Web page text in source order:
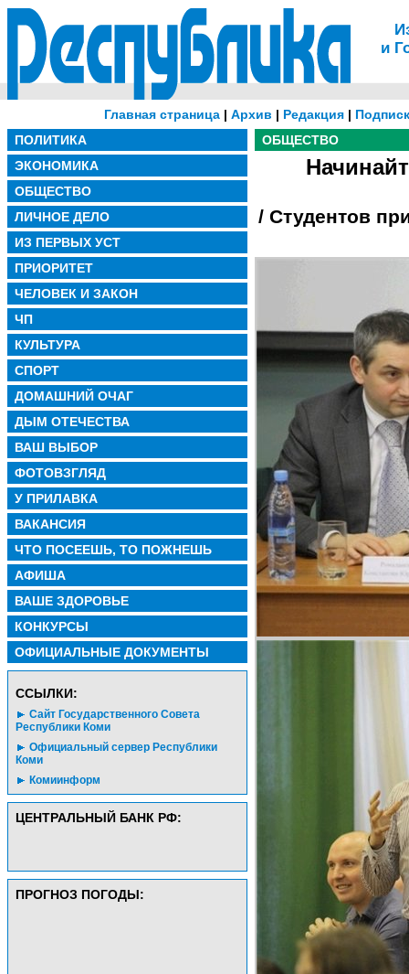
и
Главная страница| Архив | Редакция|
ПОЛИТИКА
ЭКОНОМИКА
ОБЩЕСТВО
ЛИЧНОЕ ДЕЛО
ИЗ ПЕРВЫХ УСТ
ПРИОРИТЕТ
ЧЕЛОВЕК И ЗАКОН
ЧП
КУЛЬТУРА
СПОРТ
ДОМАШНИЙ ОЧАГ
ДЫМ ОТЕЧЕСТВА
ВАШ ВЫБОР
ФОТОВЗГЛЯД
У ПРИЛАВКА
ВАКАНСИЯ
ЧТО ПОСЕЕШЬ, ТО ПОЖНЕШЬ
АФИША
ВАШЕ ЗДОРОВЬЕ
КОНКУРСЫ
ОФИЦИАЛЬНЫЕ ДОКУМЕНТЫ
CСЫЛКИ:
Сайт Государственного Совета
Республики Коми
Официальный сервер Республики
Коми
Комиинформ
ЦЕНТРАЛЬНЫЙ БАНК РФ:
ПРОГНОЗ ПОГОДЫ:
ОБЩЕСТВО
/ Студентов